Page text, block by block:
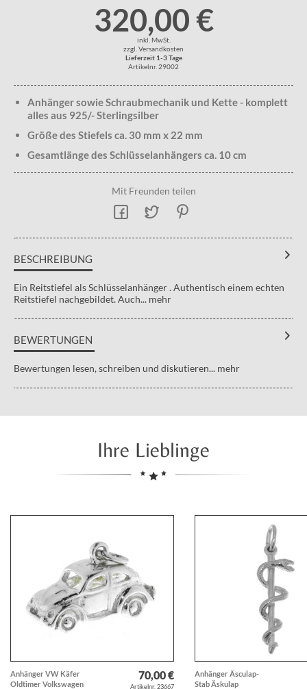
320,00 €
inkl. MwSt.
zzgl. Versandkosten
Lieferzeit 1-3 Tage
Artikelnr. 29002
Anhänger sowie Schraubmechanik und Kette - komplett
alles aus 925/- Sterlingsilber
Größe des Stiefels ca. 30 mm x 22 mm
Gesamtlänge des Schlüsselanhängers ca. 10 cm
Mit Freunden teilen
BESCHREIBUNG
Ein Reitstiefel als Schlüsselanhänger . Authentisch einem echten
Reitstiefel nachgebildet. Auch... mehr
BEWERTUNGEN
Bewertungen lesen, schreiben und diskutieren... mehr
Ihre Lieblinge
Anhänger VW Käfer
Oldtimer Volkswagen
70,00 €
Artikelnr. 23667
Anhänger Äsculap-
Stab Äskulap